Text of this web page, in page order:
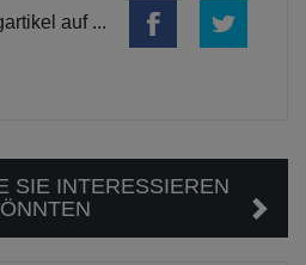
auf ...
SIE INTERESSIEREN